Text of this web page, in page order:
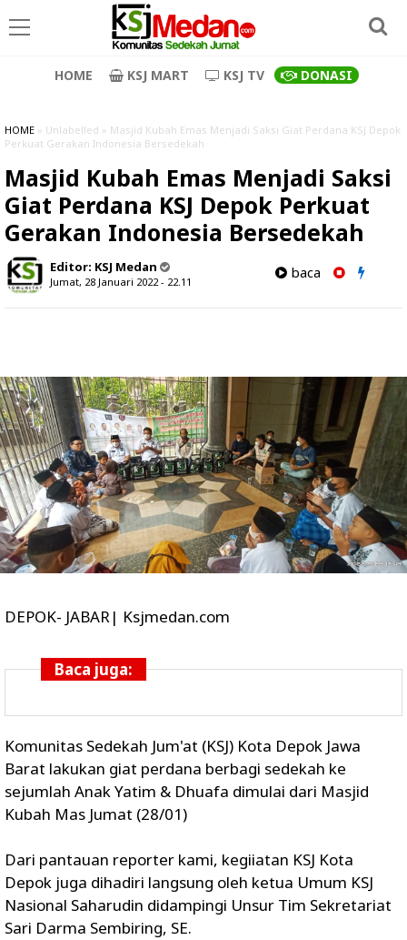
HOME KSJ MART KSJ TV DONASI
HOME » Unlabelled » Masjid Kubah Emas Menjadi Saksi Giat Perdana KSJ Depok
Perkuat Gerakan Indonesia Bersedekah
Masjid Kubah Emas Menjadi Saksi
Giat Perdana KSJ Depok Perkuat
Gerakan Indonesia Bersedekah
Editor: KSJ Medan
Jumat, 28 Januari 2022 - 22.11
baca
DEPOK- JABAR| Ksjmedan.com
Baca juga:
Komunitas Sedekah Jum'at (KSJ) Kota Depok Jawa
Barat lakukan giat perdana berbagi sedekah ke
sejumlah Anak Yatim & Dhuafa dimulai dari Masjid
Kubah Mas Jumat (28/01)
Dari pantauan reporter kami, kegiiatan KSJ Kota
Depok juga dihadiri langsung oleh ketua Umum KSJ
Nasional Saharudin didampingi Unsur Tim Sekretariat
Sari Darma Sembiring, SE.